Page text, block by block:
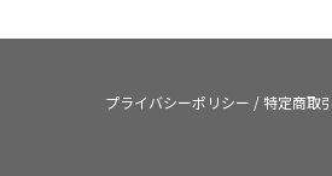
プライバシーポリシー /特定商取